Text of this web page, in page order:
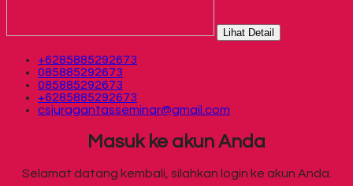
Lihat Detail
+6285885292673
085885292673
085885292673
+6285885292673
csjuragantasseminar@gmail.com
Masuk ke akun Anda
Selamat datang kembali, silahkan login ke akun Anda.